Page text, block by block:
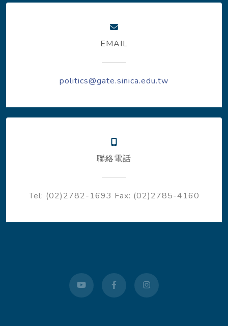
EMAIL
politics@gate.sinica.edu.tw
聯絡電話
Tel: (02)2782-1693 Fax: (02)2785-4160
youtube facebookinstagram